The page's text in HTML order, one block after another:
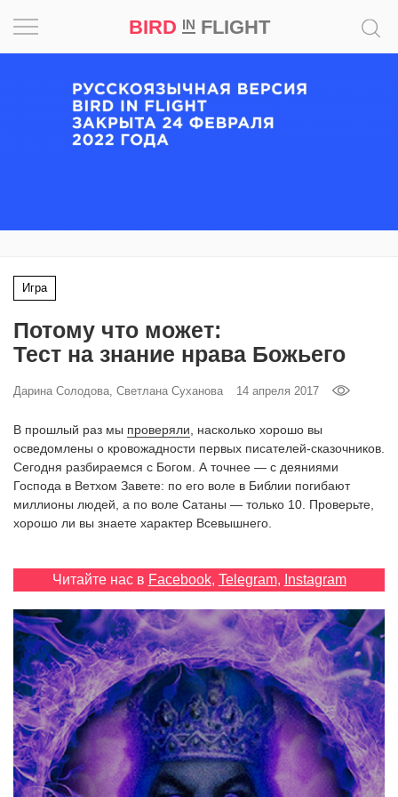
BIRD INFLIGHT
Игра
Потому что может:
Тест на знание нрава Божьего
Дарина Солодова, Светлана Суханова 14 апреля 2017
В прошлый раз мы проверяли, насколько хорошо вы
осведомлены о кровожадности первых писателей-сказочников.
Сегодня разбираемся с Богом. А точнее — с деяниями
Господа в Ветхом Завете: по его воле в Библии погибают
миллионы людей, а по воле Сатаны — только 10. Проверьте,
хорошо ли вы знаете характер Всевышнего.
Читайте нас в Facebook, Telegram, Instagram